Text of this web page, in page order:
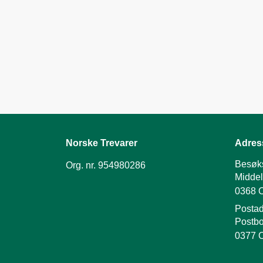
Norske Trevarer
Org. nr. 954980286
0368
0377